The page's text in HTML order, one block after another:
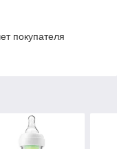
покупателя